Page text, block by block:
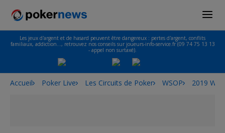
Les jeux d'argent et de hasard peuvent être dangereux : pertes d'argent, conflits
familiaux, addiction…, retrouvez nos conseils sur joueurs-info-service.fr (09 74 75 13 13
- appel non surtaxé).
Accueil Poker Live Les Circuits de Poker WSOP 2019